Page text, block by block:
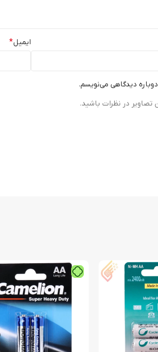
ایمیل*
دیدگاهی می‌نویسم.
تصاویر در نظرات باشید.